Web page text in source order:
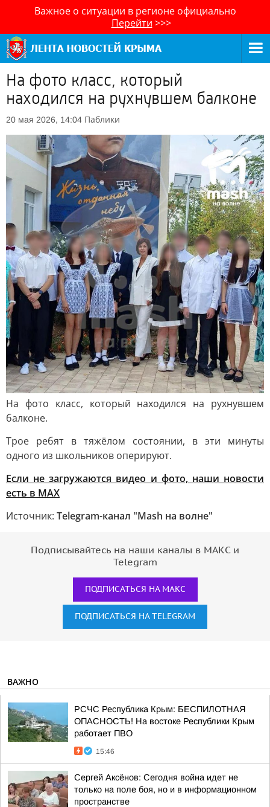
Важное о ситуации в регионе официально
Перейти >>>
На фото класс, который
находился на рухнувшем балконе
20 мая 2026, 14:04 Паблики
На фото класс, который находился на рухнувшем
балконе.
Трое ребят в тяжёлом состоянии, в эти минуты
одного из школьников оперируют.
Если не загружаются видео и фото, наши новости
есть в MAX
Источник: Telegram-канал "Mash на волне"
Подписывайтесь на наши каналы в МАКС и
Telegram
ПОДПИСАТЬСЯ НА МАКС
ПОДПИСАТЬСЯ НА TELEGRAM
ВАЖНО
РСЧС Республика Крым: БЕСПИЛОТНАЯ
ОПАСНОСТЬ! На востоке Республики Крым
работает ПВО
15:46
Сергей Аксёнов: Сегодня война идет не
только на поле боя, но и в информационном
пространстве